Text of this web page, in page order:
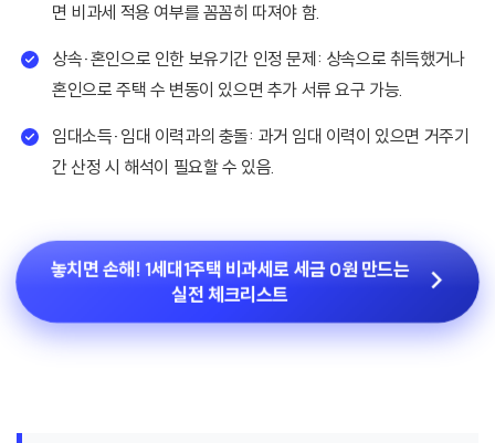
면 비과세 적용 여부를 꼼꼼히 따져야 함.
상속·혼인으로 인한 보유기간 인정 문제: 상속으로 취득했거나
혼인으로 주택 수 변동이 있으면 추가 서류 요구 가능.
임대소득·임대 이력과의 충돌: 과거 임대 이력이 있으면 거주기
간 산정 시 해석이 필요할 수 있음.
놓치면 손해! 1세대1주택 비과세로 세금 0원 만드는
실전 체크리스트